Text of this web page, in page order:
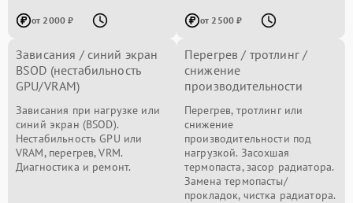
от 2000 ₽ от 2500 ₽
Зависания / синий экран
BSOD (нестабильность
GPU/VRAM)
Зависания при нагрузке или
синий экран (BSOD).
Нестабильность GPU или
VRAM, перегрев, VRM.
Диагностика и ремонт.
Перегрев / тротлинг /
снижение
производительности
Перегрев, тротлинг или
снижение
производительности под
нагрузкой. Засохшая
термопаста, засор радиатора.
Замена термопасты/
прокладок, чистка радиатора.